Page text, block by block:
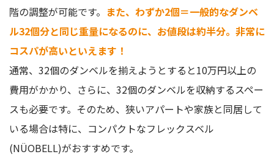
階の調整が可能です。 また、わずか2個＝一般的なダンベ
ル32個分と同じ重量になるのに、お値段は約半分。非常に
コスパが高いといえます！
通常、32個のダンベルを揃えようとすると10万円以上の
費用がかかり、さらに、32個のダンベルを収納するスペー
スも必要です。そのため、狭いアパートや家族と同居して
いる場合は特に、コンパクトなフレックスベル
(NÜOBELL)がおすすめです。